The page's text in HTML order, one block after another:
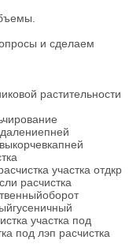
и сделаем
растительности
участка отдкр
расчистка
участка под
под лэп расчистка